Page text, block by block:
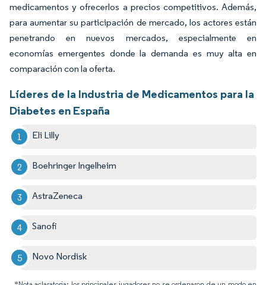
medicamentos y ofrecerlos a precios competitivos. Además,
para aumentar su participación de mercado, los actores están
penetrando en nuevos mercados, especialmente en
economías emergentes donde la demanda es muy alta en
comparación con la oferta.
Líderes de la Industria de Medicamentos para la
Diabetes en España
Eli Lilly
Boehringer Ingelheim
AstraZeneca
Sanofi
Novo Nordisk